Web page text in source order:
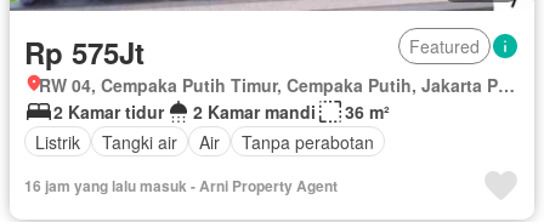
Rp 575Jt
Featured
RW 04, Cempaka Putih Timur, Cempaka Putih, Jakarta Pusat, Daerah Khusus Ibukota Jakarta
2 Kamar tidur
2 Kamar mandi
36 m²
Listrik
Tangki air Air Tanpa perabotan
16 jam yang lalu masuk - Arni Property Agent